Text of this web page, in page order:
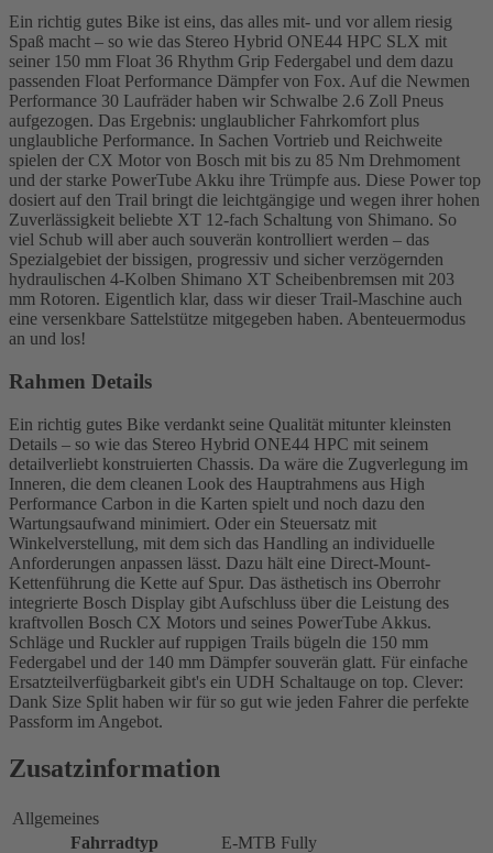
Ein richtig gutes Bike ist eins, das alles mit- und vor allem riesig
Spaß macht – so wie das Stereo Hybrid ONE44 HPC SLX mit
seiner 150 mm Float 36 Rhythm Grip Federgabel und dem dazu
passenden Float Performance Dämpfer von Fox. Auf die Newmen
Performance 30 Laufräder haben wir Schwalbe 2.6 Zoll Pneus
aufgezogen. Das Ergebnis: unglaublicher Fahrkomfort plus
unglaubliche Performance. In Sachen Vortrieb und Reichweite
spielen der CX Motor von Bosch mit bis zu 85 Nm Drehmoment
und der starke PowerTube Akku ihre Trümpfe aus. Diese Power top
dosiert auf den Trail bringt die leichtgängige und wegen ihrer hohen
Zuverlässigkeit beliebte XT 12-fach Schaltung von Shimano. So
viel Schub will aber auch souverän kontrolliert werden – das
Spezialgebiet der bissigen, progressiv und sicher verzögernden
hydraulischen 4-Kolben Shimano XT Scheibenbremsen mit 203
mm Rotoren. Eigentlich klar, dass wir dieser Trail-Maschine auch
eine versenkbare Sattelstütze mitgegeben haben. Abenteuermodus
an und los!
Rahmen Details
Ein richtig gutes Bike verdankt seine Qualität mitunter kleinsten
Details – so wie das Stereo Hybrid ONE44 HPC mit seinem
detailverliebt konstruierten Chassis. Da wäre die Zugverlegung im
Inneren, die dem cleanen Look des Hauptrahmens aus High
Performance Carbon in die Karten spielt und noch dazu den
Wartungsaufwand minimiert. Oder ein Steuersatz mit
Winkelverstellung, mit dem sich das Handling an individuelle
Anforderungen anpassen lässt. Dazu hält eine Direct-Mount-
Kettenführung die Kette auf Spur. Das ästhetisch ins Oberrohr
integrierte Bosch Display gibt Aufschluss über die Leistung des
kraftvollen Bosch CX Motors und seines PowerTube Akkus.
Schläge und Ruckler auf ruppigen Trails bügeln die 150 mm
Federgabel und der 140 mm Dämpfer souverän glatt. Für einfache
Ersatzteilverfügbarkeit gibt's ein UDH Schaltauge on top. Clever:
Dank Size Split haben wir für so gut wie jeden Fahrer die perfekte
Passform im Angebot.
Zusatzinformation
Allgemeines
Fahrradtyp
E-MTB Fully